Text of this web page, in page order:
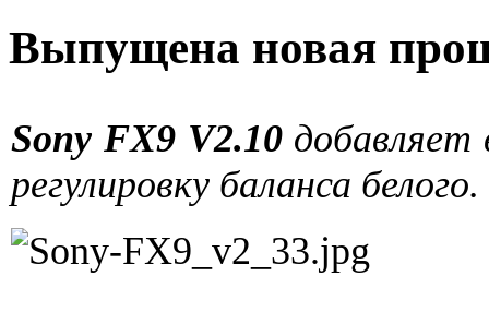
Выпущена новая
Sony FX9 V2.10 добавляет
регулировку баланса белого.